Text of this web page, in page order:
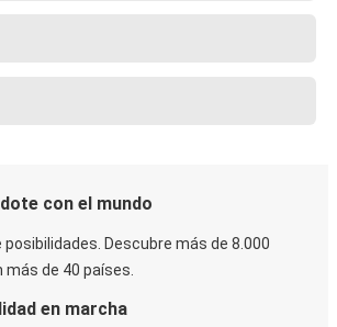
con el mundo
posibilidades. Descubre más de 8.000
de 40 países.
en marcha